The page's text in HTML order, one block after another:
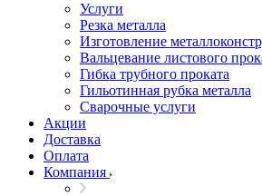
Услуги
Резка металла
Изготовление
Вальцевание листового
Гибка трубного проката
Гильотинная рубка металла
Сварочные услуги
Акции
Доставка
Оплата
Компания